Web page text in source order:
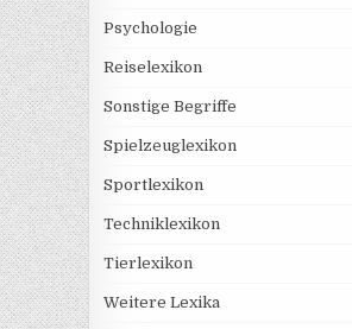
Psychologie
Reiselexikon
Sonstige Begriffe
Spielzeuglexikon
Sportlexikon
Techniklexikon
Tierlexikon
Weitere Lexika